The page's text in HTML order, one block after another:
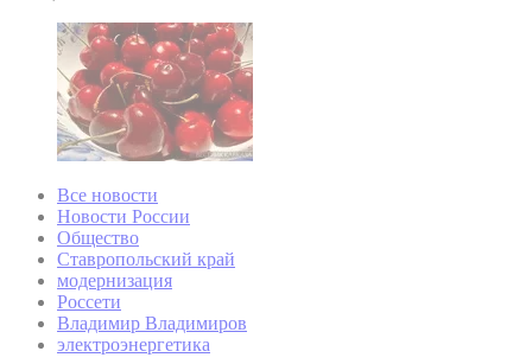
Все новости
Новости России
Общество
Ставропольский край
модернизация
Россети
Владимир Владимиров
электроэнергетика